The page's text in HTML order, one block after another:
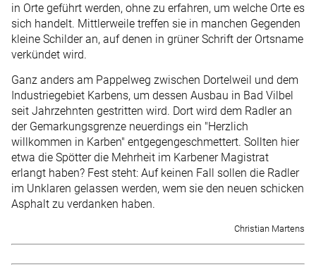
in Orte geführt werden, ohne zu erfahren, um welche Orte es
sich handelt. Mittlerweile treffen sie in manchen Gegenden
kleine Schilder an, auf denen in grüner Schrift der Ortsname
verkündet wird.
Ganz anders am Pappelweg zwischen Dortelweil und dem
Industriegebiet Karbens, um dessen Ausbau in Bad Vilbel
seit Jahrzehnten gestritten wird. Dort wird dem Radler an
der Gemarkungsgrenze neuerdings ein "Herzlich
willkommen in Karben" entgegengeschmettert. Sollten hier
etwa die Spötter die Mehrheit im Karbener Magistrat
erlangt haben? Fest steht: Auf keinen Fall sollen die Radler
im Unklaren gelassen werden, wem sie den neuen schicken
Asphalt zu verdanken haben.
Christian Martens